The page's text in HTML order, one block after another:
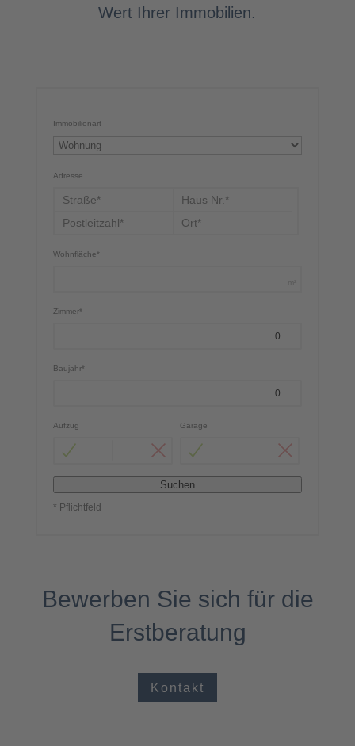
Wert Ihrer Immobilien.
Immobilienart
Adresse
Wohnfläche*
Zimmer*
Baujahr*
Aufzug Garage
Suchen
* Pflichtfeld
Bewerben Sie sich für die
Erstberatung
Kontakt